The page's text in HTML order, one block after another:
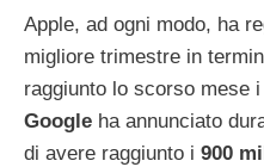
Apple, ad ogni modo, ha
migliore trimestre in
raggiunto lo scorso mese
Google ha annunciato
di avere raggiunto i 900